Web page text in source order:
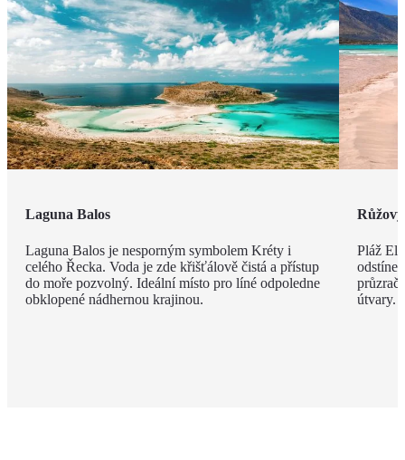
Laguna Balos
Laguna Balos je nesporným symbolem Kréty i
celého Řecka. Voda je zde křišťálově čistá a přístup
do moře pozvolný. Ideální místo pro líné odpoledne
obklopené nádhernou krajinou.
Pláž
útvary.